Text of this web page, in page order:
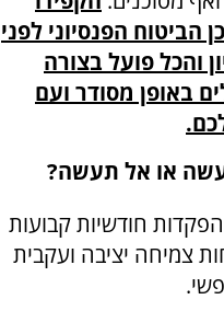
הביטוח הפנסיוני לפני
והכל פועל בצורה
באופן מסודר ועם
חודשיות קבועות
צמיחה יציבה ועקבית